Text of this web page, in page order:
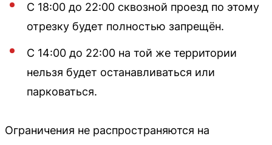
С 18:00 до 22:00 сквозной проезд по этому
отрезку будет полностью запрещён.
С 14:00 до 22:00 на той же территории
нельзя будет останавливаться или
парковаться.
Ограничения не распространяются на